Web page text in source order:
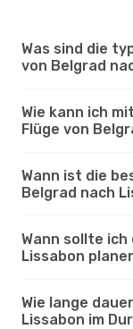
Was sind die
von Belgrad
Wie kann ich
Flüge von
Wann ist die
Belgrad nach
Wann sollte ich
Lissabon
Wie lange
Lissabon im